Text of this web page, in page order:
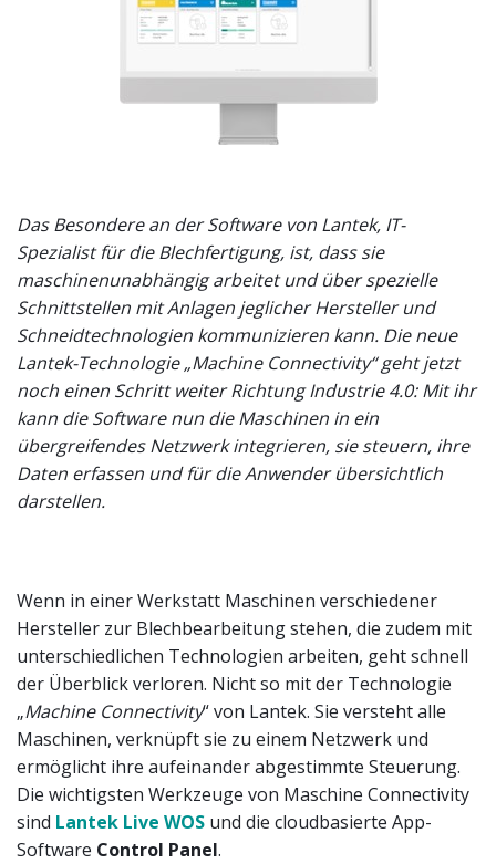
Das Besondere an der Software von Lantek, IT-
Spezialist für die Blechfertigung, ist, dass sie
maschinenunabhängig arbeitet und über spezielle
Schnittstellen mit Anlagen jeglicher Hersteller und
Schneidtechnologien kommunizieren kann. Die neue
Lantek-Technologie „Machine Connectivity“ geht jetzt
noch einen Schritt weiter Richtung Industrie 4.0: Mit ihr
kann die Software nun die Maschinen in ein
übergreifendes Netzwerk integrieren, sie steuern, ihre
Daten erfassen und für die Anwender übersichtlich
darstellen.
Wenn in einer Werkstatt Maschinen verschiedener
Hersteller zur Blechbearbeitung stehen, die zudem mit
unterschiedlichen Technologien arbeiten, geht schnell
der Überblick verloren. Nicht so mit der Technologie
„Machine Connectivity“ von Lantek. Sie versteht alle
Maschinen, verknüpft sie zu einem Netzwerk und
ermöglicht ihre aufeinander abgestimmte Steuerung.
Die wichtigsten Werkzeuge von Maschine Connectivity
sind Lantek Live WOS und die cloudbasierte App-
Software Control Panel.